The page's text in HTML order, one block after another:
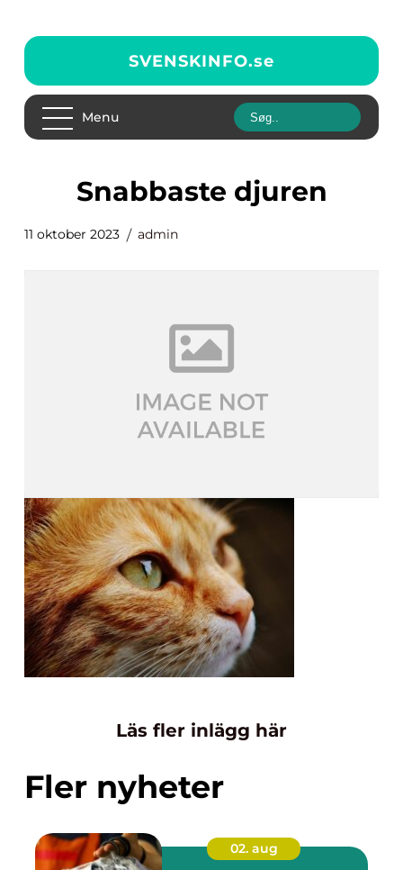
SVENSKINFO.se
Menu
snabbaste djuren
11 oktober 2023 admin
Läs fler inlägg här
Fler nyheter
02. aug